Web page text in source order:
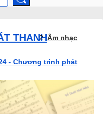
THANHÂm nhạc
- Chương trình phát